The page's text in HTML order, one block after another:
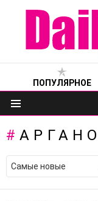
ПОПУЛЯРНОЕ
Меню